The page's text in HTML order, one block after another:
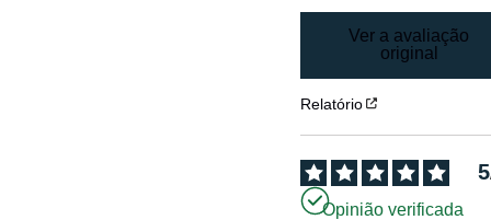
Ver a avaliação
original
Relatório
5
Opinião verificada